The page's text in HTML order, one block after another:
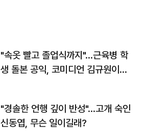
"속옷 빨고 졸업식까지"…근육병 학
생 돌본 공익, 코미디언 김규원이었
"경솔한 언행 깊이 반성"…고개 숙인
신동엽, 무슨 일이길래?